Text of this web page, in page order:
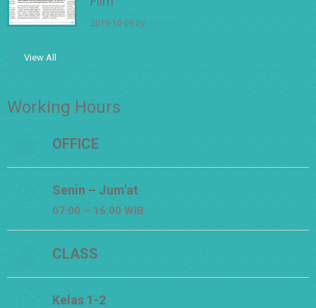
2019-10-09 by
View All
Working Hours
OFFICE
Senin – Jum'at
07:00 – 16:00 WIB
CLASS
Kelas 1-2